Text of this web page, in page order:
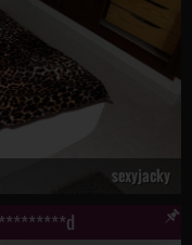
sexyjacky